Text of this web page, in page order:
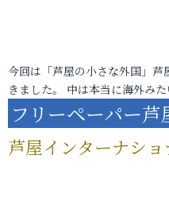
今回は「芦屋の小さな外国」
きました。 中は本当に海外み
フリーペーパー
芦屋インターナシ